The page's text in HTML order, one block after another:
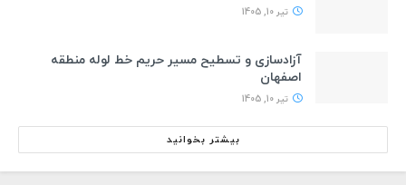
تیر 10, 1405
آزادسازی و تسطیح مسیر حریم خط لوله منطقه
اصفهان
تیر 10, 1405
بیشتر بخوانید